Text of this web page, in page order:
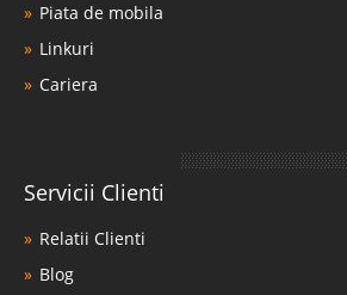
Piata de mobila
Linkuri
Cariera
Servicii Clienti
Relatii Clienti
Blog